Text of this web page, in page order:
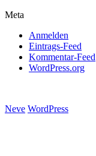
Meta
Anmelden
Eintrags-Feed
Kommentar-Feed
WordPress.org
Neve WordPress